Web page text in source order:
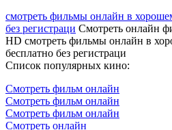
смотреть фильмы онлайн в
без регистраци Смотреть онлайн
HD смотреть фильмы онлайн в
бесплатно без регистраци
Список популярных кино:
Смотреть фильм онлайн
Смотреть фильм онлайн
Смотреть фильм онлайн
Смотреть онлайн